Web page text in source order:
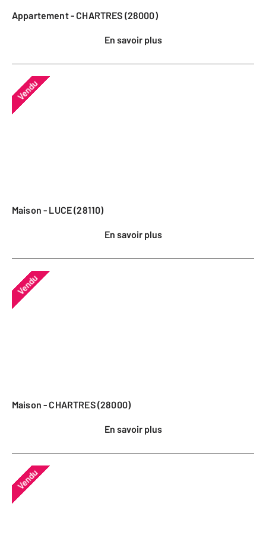
Appartement - CHARTRES (28000)
En savoir plus
Vendu
Maison - LUCE (28110)
En savoir plus
Vendu
Maison - CHARTRES (28000)
En savoir plus
Vendu